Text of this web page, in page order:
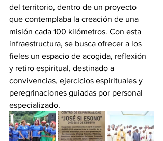
del territorio, dentro de un proyecto
que contemplaba la creación de una
misión cada 100 kilómetros. Con esta
infraestructura, se busca ofrecer a los
fieles un espacio de acogida, reflexión
y retiro espiritual, destinado a
convivencias, ejercicios espirituales y
peregrinaciones guiadas por personal
especializado.